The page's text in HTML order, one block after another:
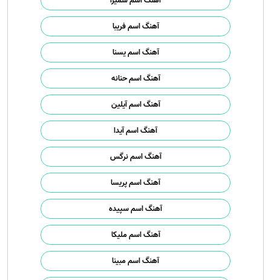
آهنگ اسم فریبا
آهنگ اسم یسنا
آهنگ اسم حنانه
آهنگ اسم آیلین
آهنگ اسم آیدا
آهنگ اسم نرگس
آهنگ اسم پریسا
آهنگ اسم سپیده
آهنگ اسم ملیکا
آهنگ اسم مبینا